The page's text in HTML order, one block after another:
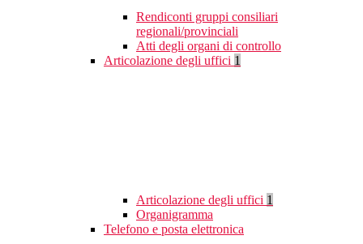
Rendiconti gruppi consiliari
regionali/provinciali
Atti degli organi di controllo
Articolazione degli uffici 1
Articolazione degli uffici 1
Organigramma
Telefono e posta elettronica